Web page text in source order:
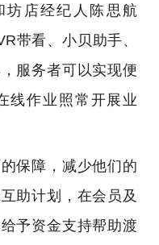
坊店经纪人陈思航
带看、小贝助手、
服务者可以实现便
线作业照常开展业
保障，减少他们的
助计划，在会员及
予资金支持帮助渡